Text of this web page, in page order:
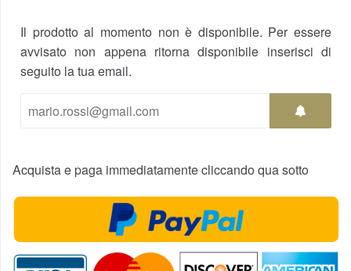
Il prodotto al momento non è disponibile. Per essere
avvisato non appena ritorna disponibile inserisci di
seguito la tua email.
Acquista e paga immediatamente cliccando qua sotto